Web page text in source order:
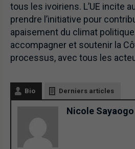
tous les ivoiriens. L’UE incite
prendre l’initiative pour
apaisement du climat
accompagner et soutenir la
processus, avec tous les
Bio Derniers articles
Nicole Sayaogo